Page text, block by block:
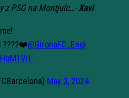
z PSG na Montjuïc…-Xavi
????❤️@GironaFC_Engl
May 3, 2024